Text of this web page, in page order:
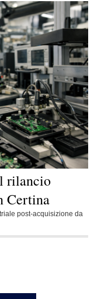
rilancio
Certina
post-acquisizione da